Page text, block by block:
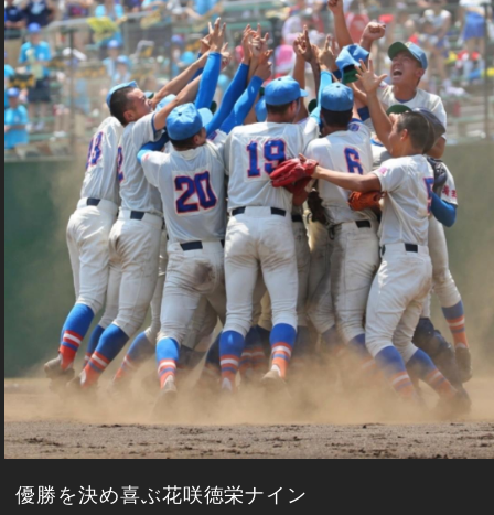
優勝を決め喜ぶ花咲徳栄ナイン